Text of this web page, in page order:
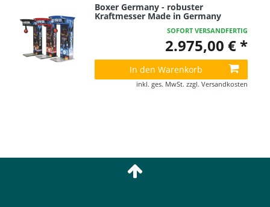
Boxer Germany - robuster
Kraftmesser Made in Germany
SOFORT VERSANDFERTIG
2.975,00 € *
In den Warenkorb
inkl. ges. MwSt. zzgl. Versandkosten